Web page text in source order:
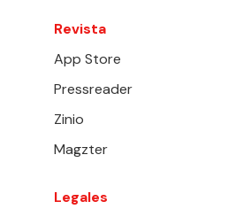
Revista
App Store
Pressreader
Zinio
Magzter
Legales